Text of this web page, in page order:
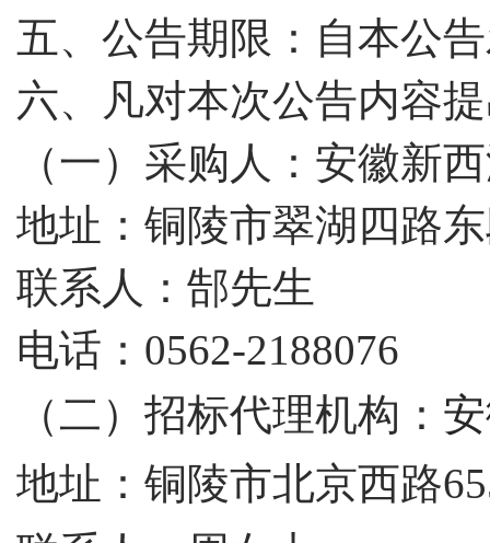
五、公告期限：自本公
六、凡对本次公告内容
（一）采购人：安徽新
地址：铜陵市翠湖四路
联系人：郜先生
电话： 0562-2188076
（二）招标代理机构：
地址：铜陵市北京西路